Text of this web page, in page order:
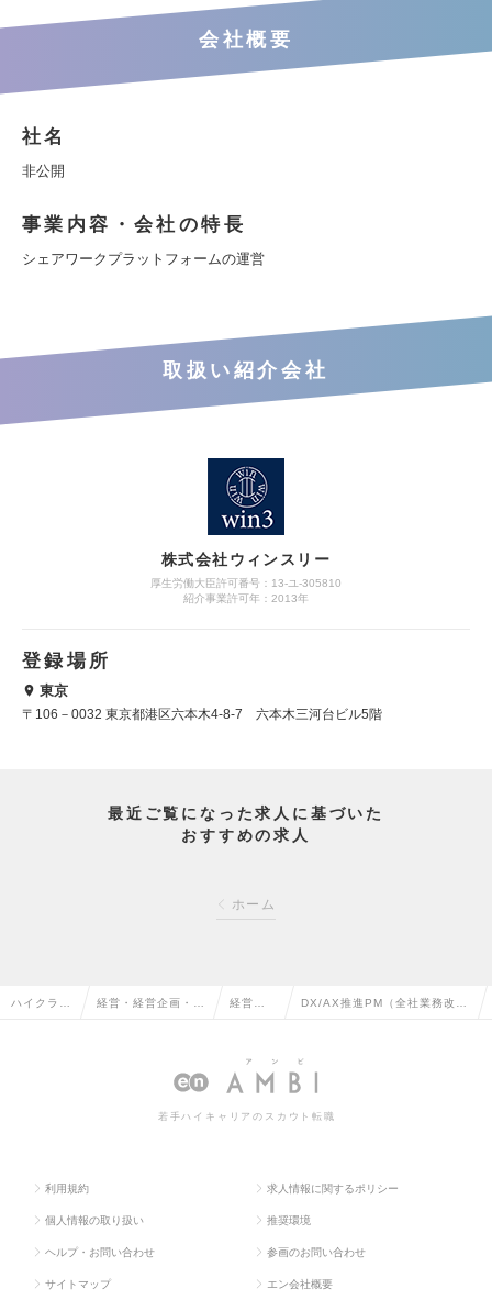
会社概要
社名
非公開
事業内容・会社の特長
シェアワークプラットフォームの運営
取扱い紹介会社
株式会社ウィンスリー
厚生労働大臣許可番号：13-ユ-305810
紹介事業許可年：2013年
登録場所
東京
〒106－0032 東京都港区六本木4-8-7 六本木三河台ビル5階
最近ご覧になった求人に基づいた
おすすめの求人
ホーム
ハイクラス 経営・経営企画・事 経営企
職
DX/AX推進PM（全社業務改
若手ハイキャリアのスカウト転職
利用規約 求人情報に関するポリシー
個人情報の取り扱い 推奨環境
ヘルプ・お問い合わせ 参画のお問い合わせ
サイトマップ エン会社概要